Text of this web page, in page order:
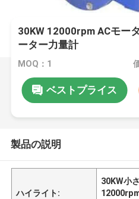
30KW 12000rpm ACモー
ーター力量計
MOQ：1
ベストプライス
製品の説明
ハイライト:
30KW小